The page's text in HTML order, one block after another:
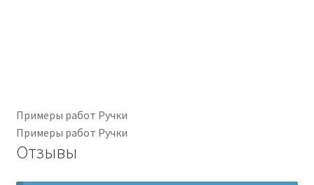
Примеры работ Ручки
Примеры работ Ручки
Отзывы